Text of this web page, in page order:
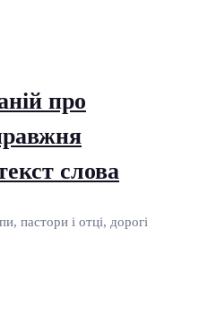
про
слова
пастори і отці, дорогі